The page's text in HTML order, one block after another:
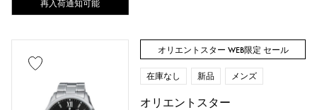
再入荷通知可能
オリエントスター WEB限定 セール
在庫なし 新品 メンズ
オリエントスター